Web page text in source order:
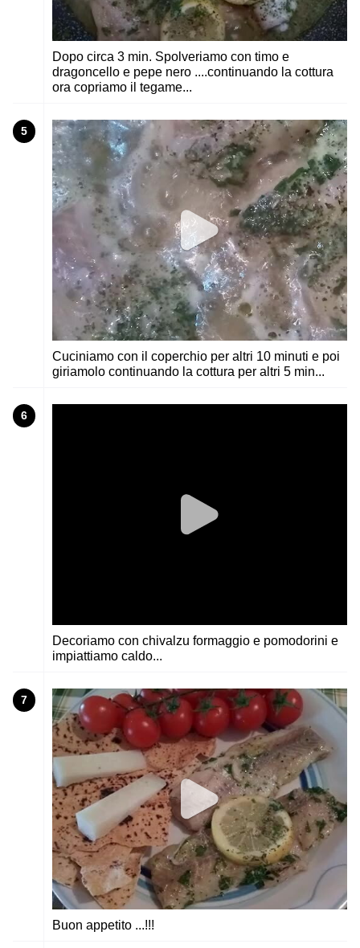
Dopo circa 3 min. Spolveriamo con timo e
dragoncello e pepe nero ....continuando la cottura
ora copriamo il tegame...
5
Cuciniamo con il coperchio per altri 10 minuti e poi
giriamolo continuando la cottura per altri 5 min...
6
Decoriamo con chivalzu formaggio e pomodorini e
impiattiamo caldo...
7
Buon appetito ...!!!